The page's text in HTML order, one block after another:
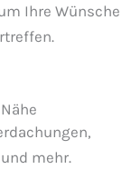
Ihre Wünsche
mehr.